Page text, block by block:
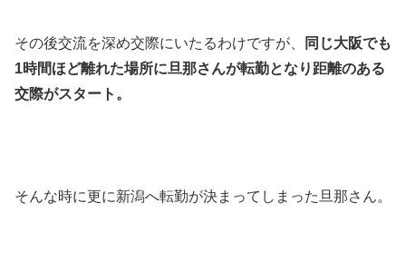
その後交流を深め交際にいたるわけですが、
同じ大阪でも
1時間ほど離れた場所に旦那さんが転勤となり距離のある
交際がスタート。
そんな時に更に新潟へ転勤が決まってしまった旦那さん。